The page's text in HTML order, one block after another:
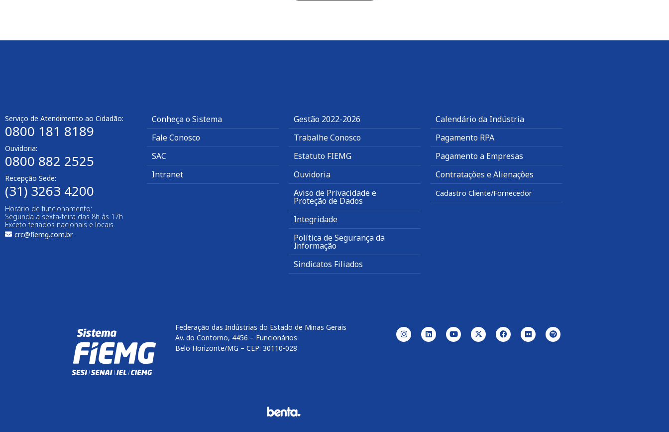
Serviço de Atendimento ao Cidadão:
0800 181 8189
Ouvidoria:
0800 882 2525​
Recepção Sede:
(31) 3263 4200
Horário de funcionamento:
Segunda a sexta-feira das 8h às 17h
Exceto feriados nacionais e locais.
crc@fiemg.com.br
Conheça o Sistema
Fale Conosco
SAC
Intranet
Gestão 2022-2026
Trabalhe Conosco
Estatuto FIEMG
Ouvidoria
Aviso de Privacidade e
Proteção de Dados
Integridade
Política de Segurança da
Informação
Sindicatos Filiados
Calendário da Indústria
Pagamento RPA
Pagamento a Empresas
Contratações e Alienações
Cadastro Cliente/Fornecedor
Federação das Indústrias do Estado de Minas Gerais
Av. do Contorno, 4456 – Funcionários
Belo Horizonte/MG – CEP: 30110-028